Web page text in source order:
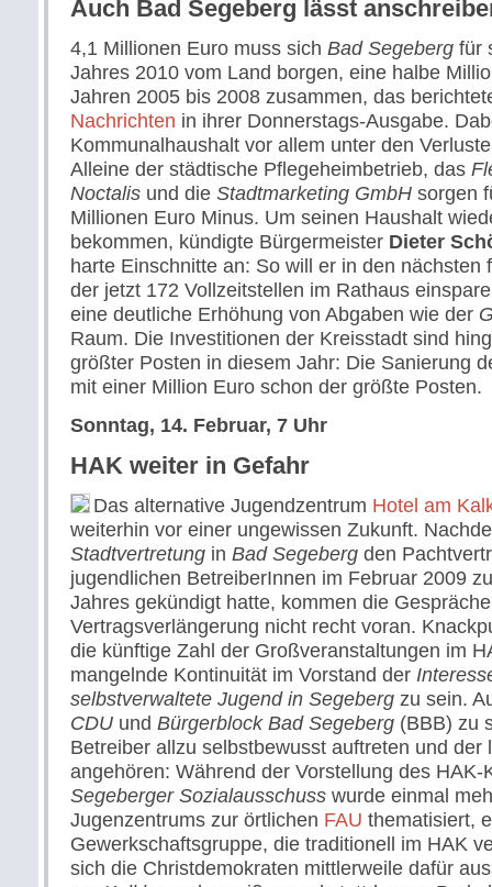
Auch Bad Segeberg lässt
4,1 Millionen Euro muss sich Bad Segeberg für
Jahres 2010 vom Land borgen, eine halbe
Jahren 2005 bis 2008 zusammen, das
Nachrichten in ihrer Donnerstags-Ausgabe.
Kommunalhaushalt vor allem unter den
Alleine der städtische Pflegeheimbetrieb, das
Noctalis und die Stadtmarketing GmbH sorgen
Millionen Euro Minus. Um seinen Haushalt
bekommen, kündigte Bürgermeister Dieter
harte Einschnitte an: So will er in den nächsten
der jetzt 172 Vollzeitstellen im Rathaus
eine deutliche Erhöhung von Abgaben wie der
Raum. Die Investitionen der Kreisstadt sind
größter Posten in diesem Jahr: Die Sanierung
mit einer Million Euro schon der größte Posten.
Sonntag, 14. Februar, 7 Uhr
HAK weiter in Gefahr
Das alternative Jugendzentrum Hotel am
weiterhin vor einer ungewissen Zukunft.
Stadtvertretung in Bad Segeberg den
jugendlichen BetreiberInnen im Februar 2009
Jahres gekündigt hatte, kommen die
Vertragsverlängerung nicht recht voran.
die künftige Zahl der Großveranstaltungen im
mangelnde Kontinuität im Vorstand der
selbstverwaltete Jugend in Segeberg zu sein.
CDU und Bürgerblock Bad Segeberg (BBB) zu
Betreiber allzu selbstbewusst auftreten und der
angehören: Während der Vorstellung des HAK-
Segeberger Sozialausschuss wurde einmal
Jugenzentrums zur örtlichen FAU thematisiert,
Gewerkschaftsgruppe, die traditionell im HAK
sich die Christdemokraten mittlerweile dafür